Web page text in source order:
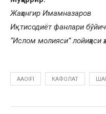
Жаҳонгир Имамназаров
Иқтисодиёт фанлари
“Ислом молияси” лойиҳаси
AAOIFI КАФОЛАТ